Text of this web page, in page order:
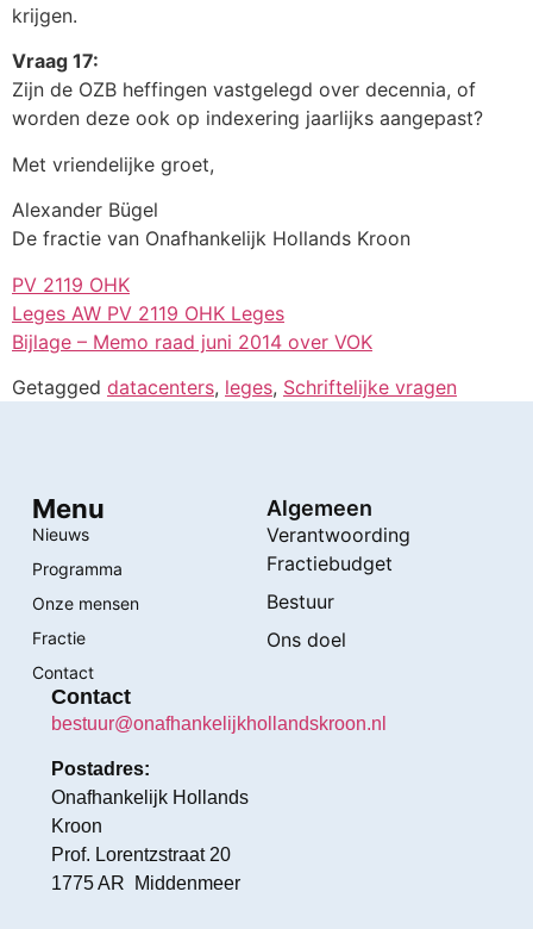
krijgen.
Vraag 17:
Zijn de OZB heffingen vastgelegd over decennia, of
worden deze ook op indexering jaarlijks aangepast?
Met vriendelijke groet,
Alexander Bügel
De fractie van Onafhankelijk Hollands Kroon
PV 2119 OHK
Leges AW PV 2119 OHK Leges
Bijlage – Memo raad juni 2014 over VOK
Getagged datacenters, leges, Schriftelijke vragen
Menu
Nieuws
Programma
Onze mensen
Fractie
Contact
Algemeen
Verantwoording
Fractiebudget
Bestuur
Ons doel
Contact
bestuur@onafhankelijkhollandskroon.nl
Postadres:
Onafhankelijk Hollands
Kroon
Prof. Lorentzstraat 20
1775 AR Middenmeer